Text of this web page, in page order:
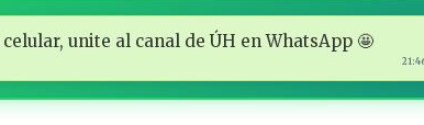
unite al canal de ÚH en WhatsApp 🤩